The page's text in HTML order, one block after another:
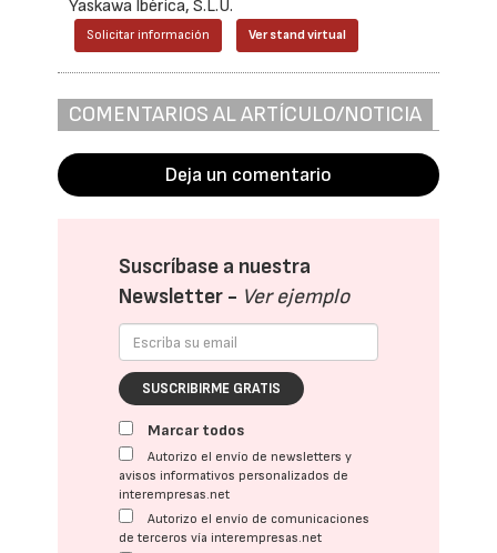
Yaskawa Ibérica, S.L.U.
Solicitar información Ver stand virtual
COMENTARIOS AL ARTÍCULO/NOTICIA
Deja un comentario
Suscríbase a nuestra
Newsletter - Ver ejemplo
SUSCRIBIRME GRATIS
Marcar todos
Autorizo el envío de newsletters y
avisos informativos personalizados de
interempresas.net
Autorizo el envío de comunicaciones
de terceros vía interempresas.net